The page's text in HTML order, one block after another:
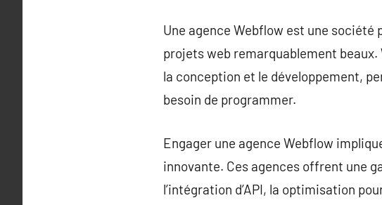
Une agence Webflow est une
projets web remarquablement
la conception et le développement,
besoin de programmer.
Engager une agence Webflow
innovante. Ces agences offrent une
l’intégration d’API, la optimisation